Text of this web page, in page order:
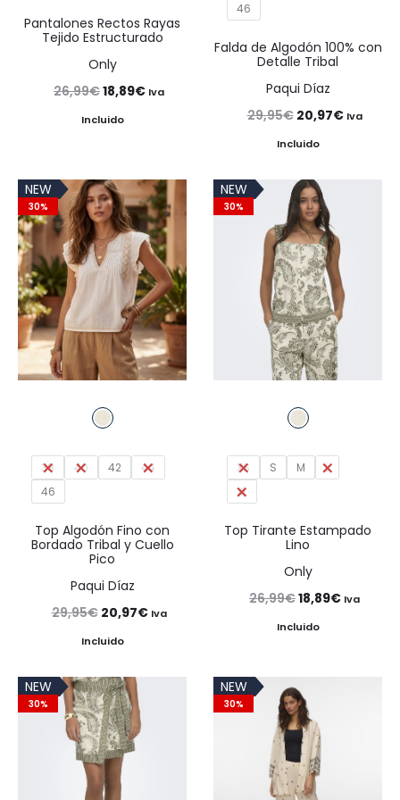
Pantalones Rectos Rayas
Tejido Estructurado
Only
26,99€El
precio
26,99€.
18,89€El
18,89€.
Iva
Incluido
46
Falda de Algodón 100% con
Detalle Tribal
Paqui Díaz
29,95€ El
precio
era:
29,95€.
20,97€ElIva
Incluido
NEW
30%
38 40 42
44
46
Top Algodón Fino con
Bordado Tribal y Cuello
Pico
Paqui Díaz
29,95€ El
precio
era:
29,95€.
20,97€ElIva
Incluido
NEW
30%
XS S M
L
XL
Top Tirante Estampado
Lino
Only
26,99€El
precio
26,99€.
18,89€ElIva
Incluido
NEW
30%
NEW
30%